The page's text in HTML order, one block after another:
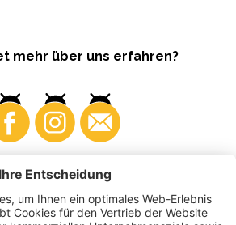
mehr über uns erfahren?
Produzenten